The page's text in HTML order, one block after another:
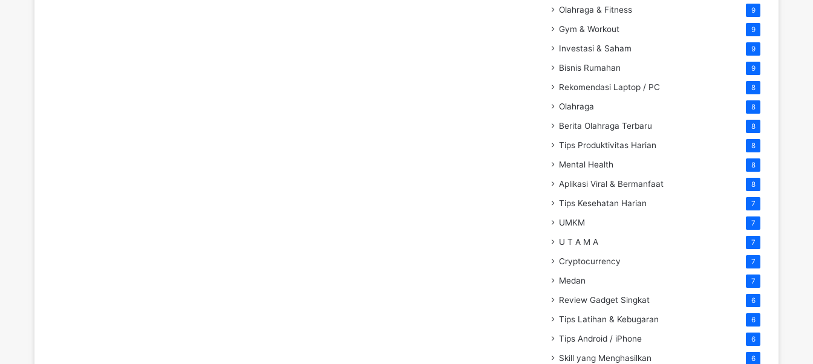
Olahraga & Fitness 9
Gym & Workout 9
Investasi & Saham 9
Bisnis Rumahan 9
Rekomendasi Laptop / PC 8
Olahraga 8
Berita Olahraga Terbaru 8
Tips Produktivitas Harian 8
Mental Health 8
Aplikasi Viral & Bermanfaat 8
Tips Kesehatan Harian 7
UMKM 7
U T A M A 7
Cryptocurrency 7
Medan 7
Review Gadget Singkat 6
Tips Latihan & Kebugaran 6
Tips Android / iPhone 6
Skill yang Menghasilkan 6